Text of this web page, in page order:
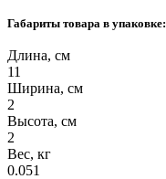
Габариты товара в упаковке:
Длина, см
11
Ширина, см
2
Высота, см
2
Вес, кг
0.051